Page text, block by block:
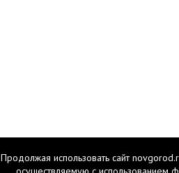
Продолжая использовать сайт